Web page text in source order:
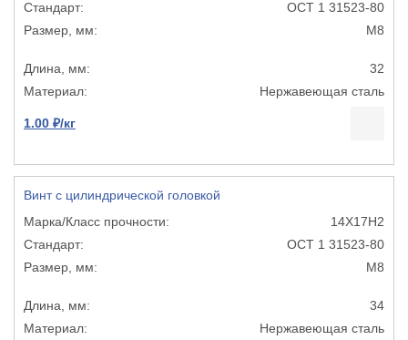
ОСТ 1 31523-80
М8
32
Нержавеющая сталь
1.00 ₽/кг
Винт с цилиндрической головкой
14Х17Н2
ОСТ 1 31523-80
М8
34
Нержавеющая сталь